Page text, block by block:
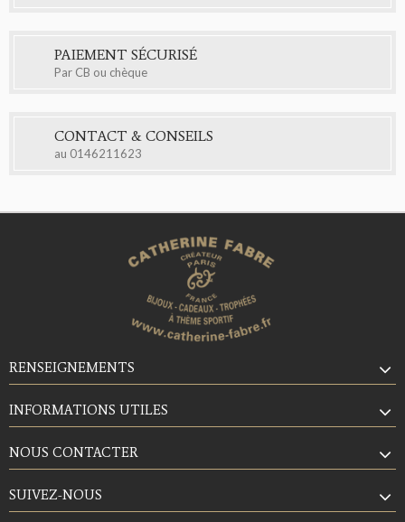
PAIEMENT SÉCURISÉ
Par CB ou chèque
CONTACT & CONSEILS
au 0146211623
RENSEIGNEMENTS
INFORMATIONS UTILES
NOUS CONTACTER
SUIVEZ-NOUS